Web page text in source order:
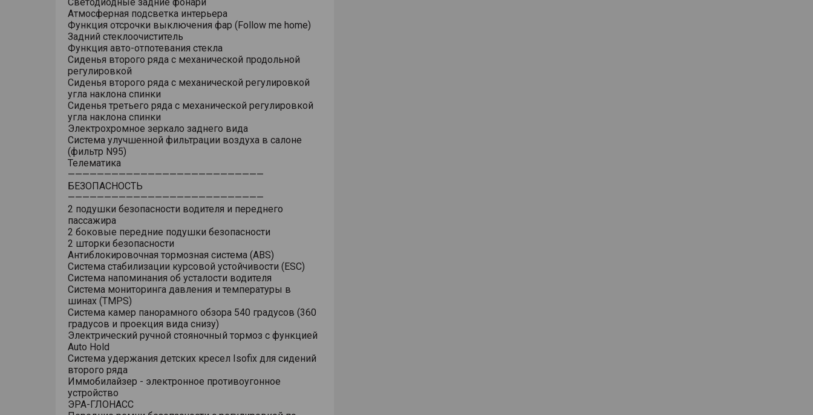
Атмосферная подсветка интерьера
Функция отсрочки выключения фар (Follow me home)
Задний стеклоочиститель
Функция авто-отпотевания стекла
Сиденья второго ряда с механической продольной
регулировкой
Сиденья второго ряда с механической регулировкой
угла наклона спинки
Сиденья третьего ряда с механической регулировкой
угла наклона спинки
Электрохромное зеркало заднего вида
Система улучшенной фильтрации воздуха в салоне
(фильтр N95)
Телематика
———————————————————————————
БЕЗОПАСНОСТЬ
———————————————————————————
2 подушки безопасности водителя и переднего
пассажира
2 боковые передние подушки безопасности
2 шторки безопасности
Антиблокировочная тормозная система (ABS)
Система стабилизации курсовой устойчивости (ESC)
Система напоминания об усталости водителя
Система мониторинга давления и температуры в
шинах (TMPS)
Система камер панорамного обзора 540 градусов (360
градусов и проекция вида снизу)
Электрический ручной стояночный тормоз с функцией
Auto Hold
Система удержания детских кресел Isofix для сидений
второго ряда
Иммобилайзер - электронное противоугонное
устройство
ЭРА-ГЛОНАСС